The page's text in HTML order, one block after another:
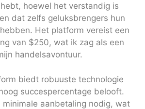
hoewel het verstandig is
dat zelfs geluksbrengers hun
Het platform vereist een
van $250, wat ik zag als een
handelsavontuur.
biedt robuuste technologie
succespercentage belooft.
minimale aanbetaling nodig, wat